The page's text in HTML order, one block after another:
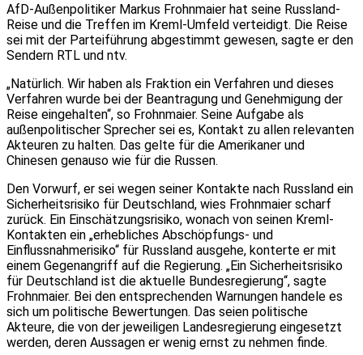
AfD-Außenpolitiker Markus Frohnmaier hat seine Russland-
Reise und die Treffen im Kreml-Umfeld verteidigt. Die Reise
sei mit der Parteiführung abgestimmt gewesen, sagte er den
Sendern RTL und ntv.
„Natürlich. Wir haben als Fraktion ein Verfahren und dieses
Verfahren wurde bei der Beantragung und Genehmigung der
Reise eingehalten“, so Frohnmaier. Seine Aufgabe als
außenpolitischer Sprecher sei es, Kontakt zu allen relevanten
Akteuren zu halten. Das gelte für die Amerikaner und
Chinesen genauso wie für die Russen.
Den Vorwurf, er sei wegen seiner Kontakte nach Russland ein
Sicherheitsrisiko für Deutschland, wies Frohnmaier scharf
zurück. Ein Einschätzungsrisiko, wonach von seinen Kreml-
Kontakten ein „erhebliches Abschöpfungs- und
Einflussnahmerisiko“ für Russland ausgehe, konterte er mit
einem Gegenangriff auf die Regierung. „Ein Sicherheitsrisiko
für Deutschland ist die aktuelle Bundesregierung“, sagte
Frohnmaier. Bei den entsprechenden Warnungen handele es
sich um politische Bewertungen. Das seien politische
Akteure, die von der jeweiligen Landesregierung eingesetzt
werden, deren Aussagen er wenig ernst zu nehmen finde.